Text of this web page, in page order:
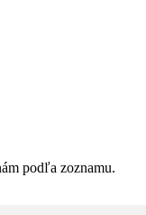
podľa zoznamu.